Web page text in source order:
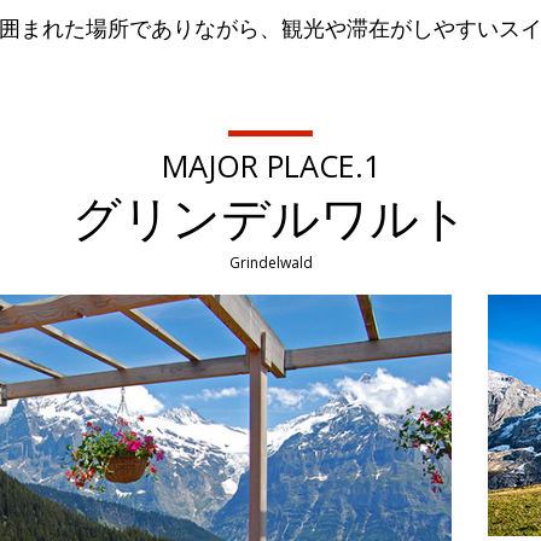
まれた場所でありながら、観光や滞在がしやすいス
MAJOR PLACE.1
グリンデルワルト
Grindelwald